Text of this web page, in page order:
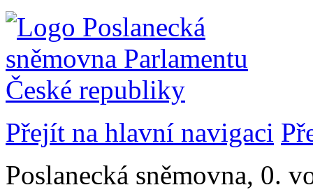
Přejít na hlavní navigaci
Poslanecká sněmovna, 0.